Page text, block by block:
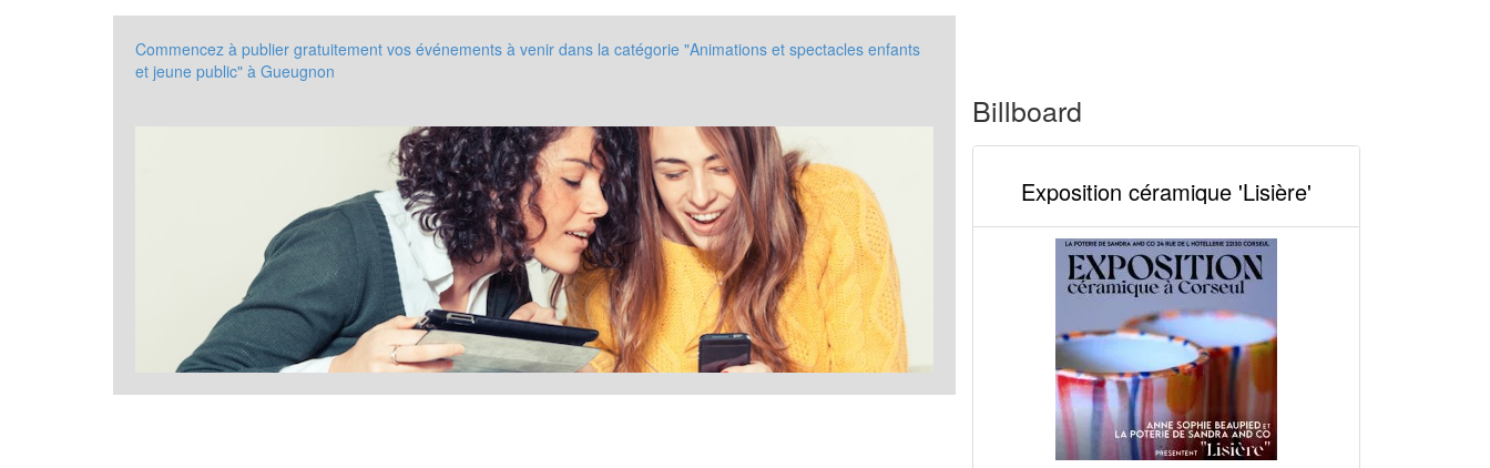
Commencez à publier gratuitement vos événements à venir dans la catégorie "Animations et spectacles enfants
et jeune public" à Gueugnon
Billboard
Exposition céramique 'Lisière'